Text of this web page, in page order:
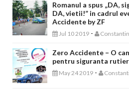
Romanul a spus „DA,
DA, vietii!” in cadrul
Accidente by ZF
Jul 10 2019 -
Zero Accidente – O
pentru siguranta
May 24 2019 -